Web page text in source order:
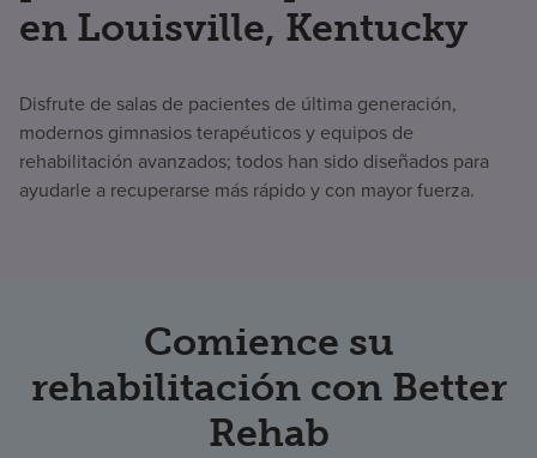
en Louisville, Kentucky
Disfrute de salas de pacientes de última generación,
modernos gimnasios terapéuticos y equipos de
rehabilitación avanzados; todos han sido diseñados para
ayudarle a recuperarse más rápido y con mayor fuerza.
Comience su
rehabilitación con Better
Rehab